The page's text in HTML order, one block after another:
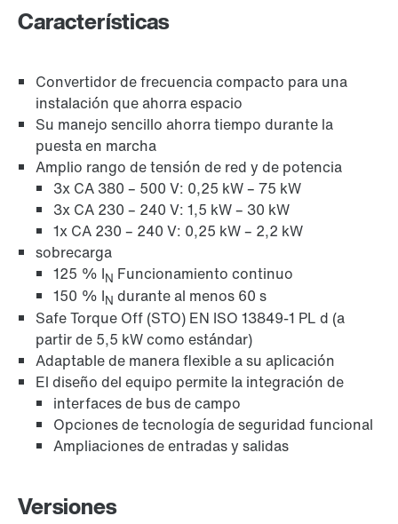
Buscador de productos: Comunicación industrial
Técnica de control
Características
Convertidor de frecuencia compacto para una
instalación que ahorra espacio
Su manejo sencillo ahorra tiempo durante la
puesta en marcha
Amplio rango de tensión de red y de potencia
3x CA 380 – 500 V: 0,25 kW – 75 kW
3x CA 230 – 240 V: 1,5 kW – 30 kW
1x CA 230 – 240 V: 0,25 kW – 2,2 kW
sobrecarga
125 % IN Funcionamiento continuo
150 % IN durante al menos 60 s
Safe Torque Off (STO) EN ISO 13849-1 PL d (a
partir de 5,5 kW como estándar)
Adaptable de manera flexible a su aplicación
El diseño del equipo permite la integración de
interfaces de bus de campo
Opciones de tecnología de seguridad funcional
Ampliaciones de entradas y salidas
Versiones